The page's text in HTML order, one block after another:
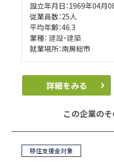
設立年月日：1969年04月
従業員数：25人
平均年齢：46.3
業種：建設・建築
就業場所：南房総市
詳細をみる
この企業のそ
移住支援金対象